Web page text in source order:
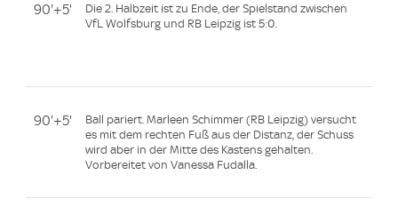
90'+5'
Die 2. Halbzeit ist zu Ende, der Spielstand zwischen
VfL Wolfsburg und RB Leipzig ist 5:0.
90'+5'
Ball pariert. Marleen Schimmer (RB Leipzig) versucht
es mit dem rechten Fuß aus der Distanz, der Schuss
wird aber in der Mitte des Kastens gehalten.
Vorbereitet von Vanessa Fudalla.